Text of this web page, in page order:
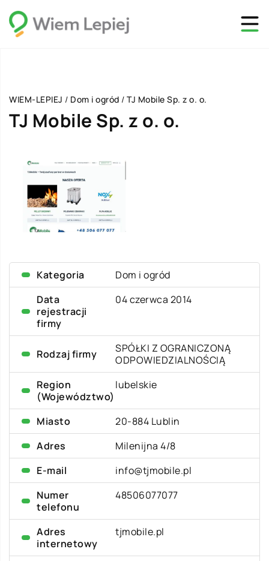
WIEM-LEPIEJ / Dom i ogród / TJ Mobile Sp. z o. o.
TJ Mobile Sp. z o. o.
Kategoria
Dom i ogród
Data
rejestracji
firmy
04 czerwca 2014
Rodzaj firmy
SPÓŁKI Z OGRANICZONĄ
ODPOWIEDZIALNOŚCIĄ
Region
(Województwo)
lubelskie
Miasto
20-884 Lublin
Adres
Milenijna 4/8
E-mail
info@tjmobile.pl
Numer
telefonu
48506077077
Adres
internetowy
tjmobile.pl